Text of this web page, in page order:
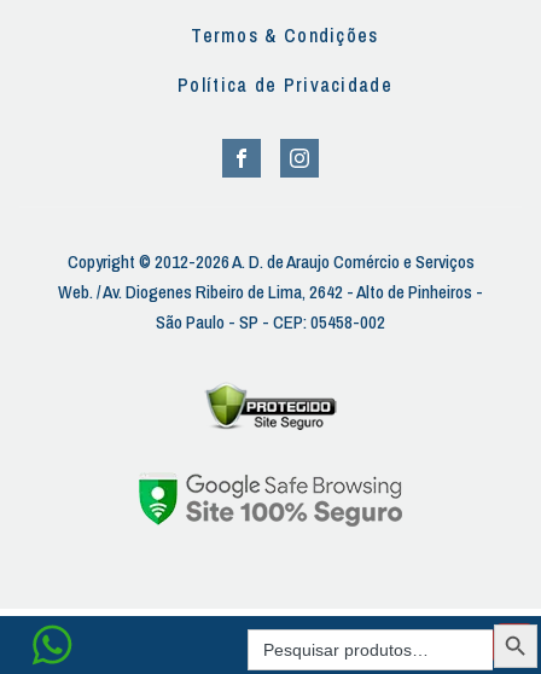
Termos & Condições
Política de Privacidade
Copyright © 2012-2026 A. D. de Araujo Comércio e Serviços
Web. / Av. Diogenes Ribeiro de Lima, 2642 - Alto de Pinheiros -
São Paulo - SP - CEP: 05458-002
Search
for: